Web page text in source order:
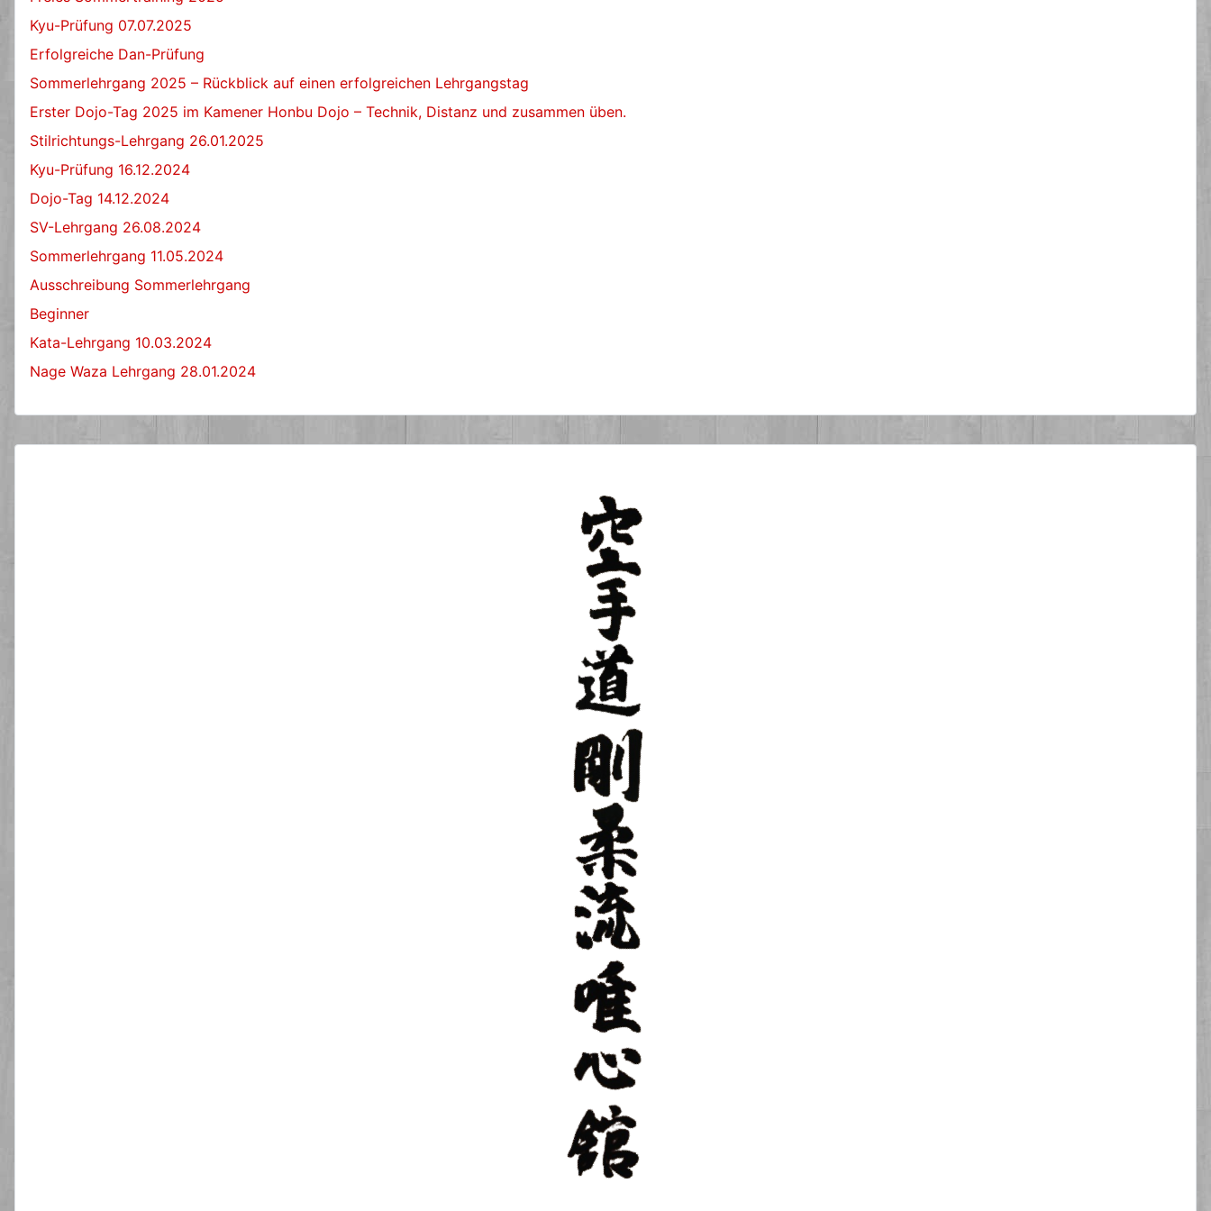
Kyu-Prüfung 07.07.2025
Erfolgreiche Dan-Prüfung
Sommerlehrgang 2025 – Rückblick auf einen erfolgreichen Lehrgangstag
Erster Dojo-Tag 2025 im Kamener Honbu Dojo – Technik, Distanz und zusammen üben.
Stilrichtungs-Lehrgang 26.01.2025
Kyu-Prüfung 16.12.2024
Dojo-Tag 14.12.2024
SV-Lehrgang 26.08.2024
Sommerlehrgang 11.05.2024
Ausschreibung Sommerlehrgang
Beginner
Kata-Lehrgang 10.03.2024
Nage Waza Lehrgang 28.01.2024